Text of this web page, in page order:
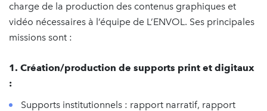
charge de la production des contenus graphiques et
vidéo nécessaires à l’équipe de L’ENVOL. Ses principales
missions sont :
1. Création/production de supports print et digitaux
:
Supports institutionnels : rapport narratif, rapport